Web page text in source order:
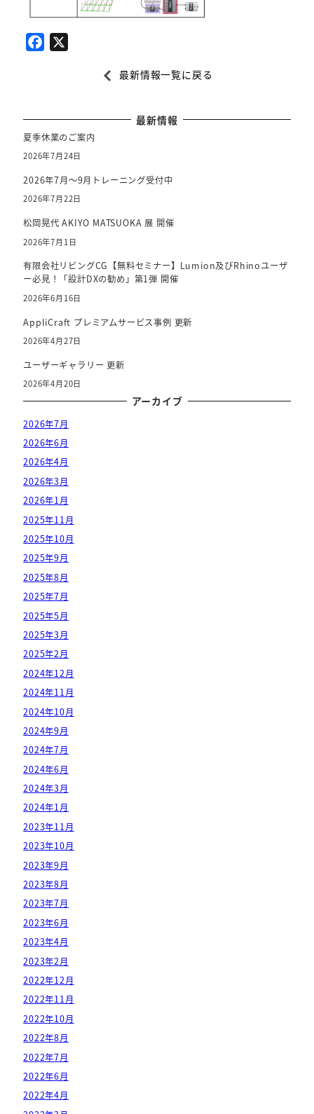
b
o
o
最新情報一覧に戻る
最新情報
夏季休業のご案内
2026年7月24日
2026年7月～9月トレーニング受付中
2026年7月22日
松岡晃代 AKIYO MATSUOKA 展 開催
2026年7月1日
有限会社リビングCG【無料セミナー】Lumion及びRhinoユーザ
ー必見！「設計DXの勧め」第1弾 開催
2026年6月16日
AppliCraft プレミアムサービス事例 更新
2026年4月27日
ユーザーギャラリー 更新
2026年4月20日
アーカイブ
2026年7月
2026年6月
2026年4月
2026年3月
2026年1月
2025年11月
2025年10月
2025年9月
2025年8月
2025年7月
2025年5月
2025年3月
2025年2月
2024年12月
2024年11月
2024年10月
2024年9月
2024年7月
2024年6月
2024年3月
2024年1月
2023年11月
2023年10月
2023年9月
2023年8月
2023年7月
2023年6月
2023年4月
2023年2月
2022年12月
2022年11月
2022年10月
2022年8月
2022年7月
2022年6月
2022年4月